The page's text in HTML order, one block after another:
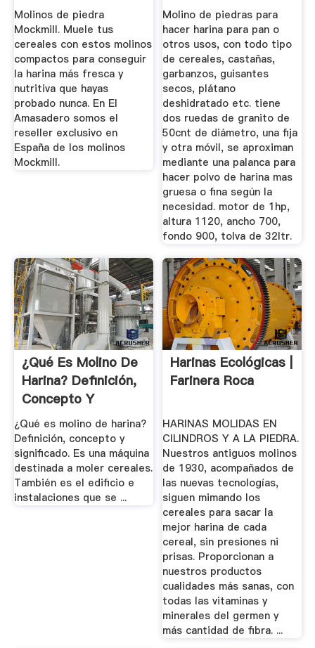
Molinos de piedra
Mockmill. Muele tus
cereales con estos molinos
compactos para conseguir
la harina más fresca y
nutritiva que hayas
probado nunca. En El
Amasadero somos el
reseller exclusivo en
España de los molinos
Mockmill.
Molino de piedras para
hacer harina para pan o
otros usos, con todo tipo
de cereales, castañas,
garbanzos, guisantes
secos, plátano
deshidratado etc. tiene
dos ruedas de granito de
50cnt de diámetro, una fija
y otra móvil, se aproximan
mediante una palanca para
hacer polvo de harina mas
gruesa o fina según la
necesidad. motor de 1hp,
altura 1120, ancho 700,
fondo 900, tolva de 32ltr.
¿Qué Es Molino De
Harina? Definición,
Concepto Y
Significado
¿Qué es molino de harina?
Definición, concepto y
significado. Es una máquina
destinada a moler cereales.
También es el edificio e
instalaciones que se ...
Harinas Ecológicas |
Farinera Roca
HARINAS MOLIDAS EN
CILINDROS Y A LA PIEDRA.
Nuestros antiguos molinos
de 1930, acompañados de
las nuevas tecnologías,
siguen mimando los
cereales para sacar la
mejor harina de cada
cereal, sin presiones ni
prisas. Proporcionan a
nuestros productos
cualidades más sanas, con
todas las vitaminas y
minerales del germen y
más cantidad de fibra. ...